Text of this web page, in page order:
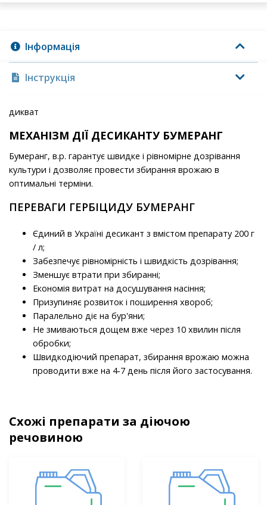
Інформація
Інструкція
дикват
МЕХАНІЗМ ДІЇ ДЕСИКАНТУ БУМЕРАНГ
Бумеранг, в.р. гарантує швидке і рівномірне дозрівання
культури і дозволяє провести збирання врожаю в
оптимальні терміни.
ПЕРЕВАГИ ГЕРБІЦИДУ БУМЕРАНГ
Єдиний в Україні десикант з вмістом препарату 200 г
/ л;
Забезпечує рівномірність і швидкість дозрівання;
Зменшує втрати при збиранні;
Економія витрат на досушування насіння;
Призупиняє розвиток і поширення хвороб;
Паралельно діє на бур'яни;
Не змиваються дощем вже через 10 хвилин після
обробки;
Швидкодіючий препарат, збирання врожаю можна
проводити вже на 4-7 день після його застосування.
Схожі препарати за діючою
речовиною